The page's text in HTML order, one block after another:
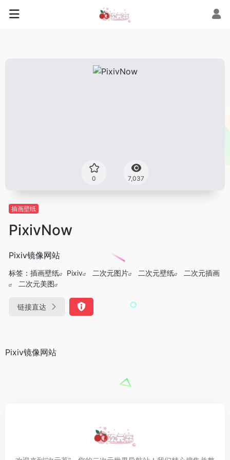
0 7,037
插画壁纸
PixivNow
Pixiv镜像网站
标签： 插画壁纸 Pixiv 二次元图片 二次元壁纸
二次元插画
二次元美图
链接直达
Pixiv镜像网站